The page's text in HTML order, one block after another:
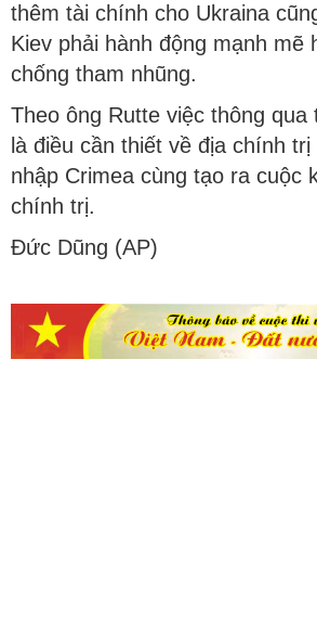
thêm tài chính cho Ukraina
Kiev phải hành động mạnh mẽ
chống tham nhũng.
Theo ông Rutte việc thông qua
là điều cần thiết về địa chính
nhập Crimea cùng tạo ra cuộc
chính trị.
Đức Dũng (AP)